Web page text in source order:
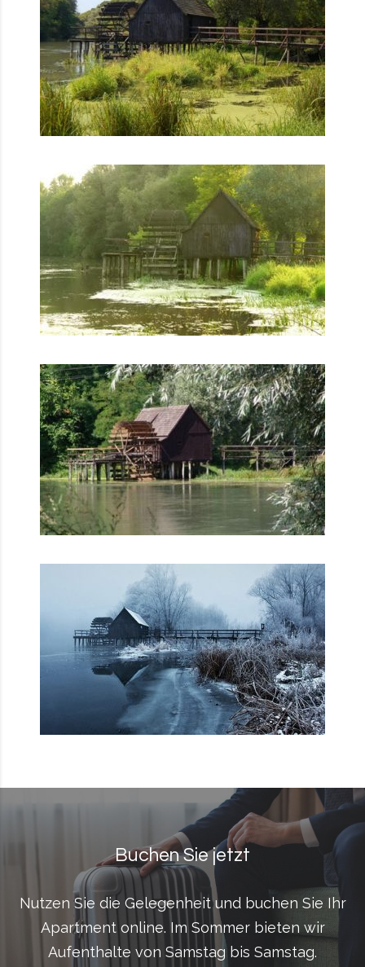
Buchen Sie jetzt
Nutzen Sie die Gelegenheit und buchen Sie Ihr
Apartment online. Im Sommer bieten wir
Aufenthalte von Samstag bis Samstag.